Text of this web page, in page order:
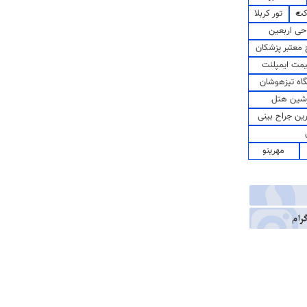
تور کربلا
اربعین
پزشکان
ایمپلنت
تیزهوشان
هتل
جراح بینی
مهرینو